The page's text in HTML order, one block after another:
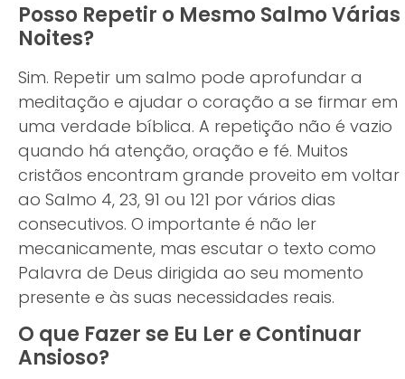
Posso Repetir o Mesmo Salmo Várias
Noites?
Sim. Repetir um salmo pode aprofundar a
meditação e ajudar o coração a se firmar em
uma verdade bíblica. A repetição não é vazio
quando há atenção, oração e fé. Muitos
cristãos encontram grande proveito em voltar
ao Salmo 4, 23, 91 ou 121 por vários dias
consecutivos. O importante é não ler
mecanicamente, mas escutar o texto como
Palavra de Deus dirigida ao seu momento
presente e às suas necessidades reais.
O que Fazer se Eu Ler e Continuar
Ansioso?